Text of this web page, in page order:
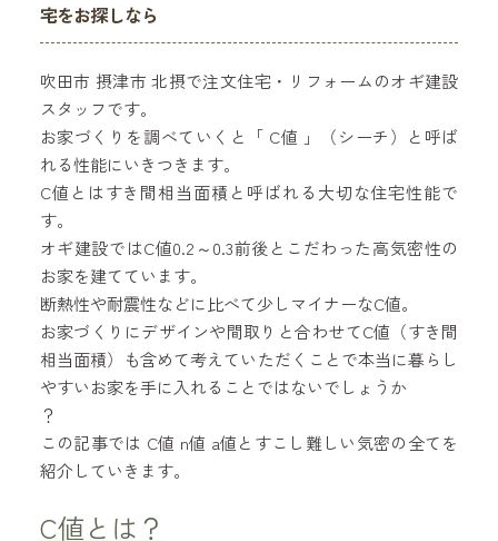
宅をお探しなら
吹田市 摂津市 北摂で注文住宅・リフォームのオギ建設
スタッフです。
お家づくりを調べていくと「 C値 」（シーチ）と呼ば
れる性能にいきつきます。
C値とはすき間相当面積と呼ばれる大切な住宅性能で
す。
オギ建設ではC値0.2～0.3前後とこだわった高気密性の
お家を建てています。
断熱性や耐震性などに比べて少しマイナーなC値。
お家づくりにデザインや間取りと合わせてC値（すき間
相当面積）も含めて考えていただくことで本当に暮らし
やすいお家を手に入れることではないでしょうか
？
この記事では C値 n値 a値とすこし難しい気密の全てを
紹介していきます。
C値とは？